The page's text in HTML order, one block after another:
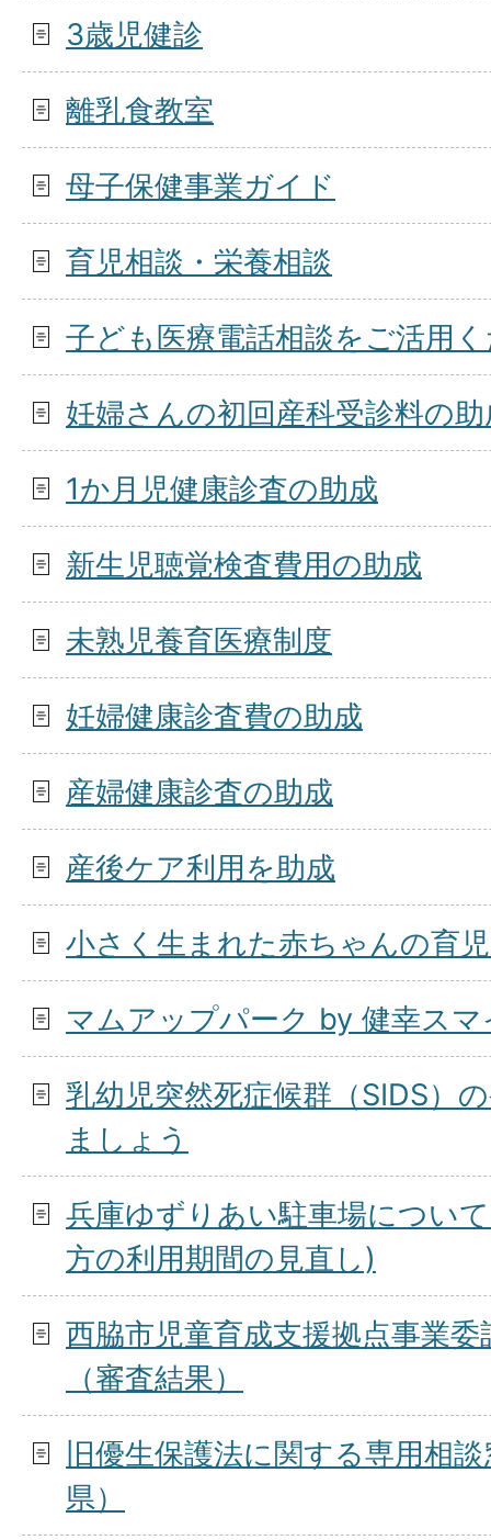
3歳児健診
離乳食教室
母子保健事業ガイド
育児相談・栄養相談
子ども医療電話相談をご活用
妊婦さんの初回産科受診料の
1か月児健康診査の助成
新生児聴覚検査費用の助成
未熟児養育医療制度
妊婦健康診査費の助成
産婦健康診査の助成
産後ケア利用を助成
小さく生まれた赤ちゃんの育
マムアップパーク by 健幸ス
乳幼児突然死症候群（SIDS）
ましょう
兵庫ゆずりあい駐車場につい
方の利用期間の見直し)
西脇市児童育成支援拠点事業
（審査結果）
旧優生保護法に関する専用相
県）